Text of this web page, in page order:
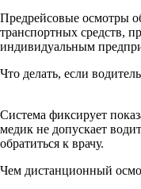
Предрейсовые осмотры
транспортных средств,
индивидуальным
Что делать, если
Система фиксирует
медик не допускает
обратиться к врачу.
Чем дистанционный